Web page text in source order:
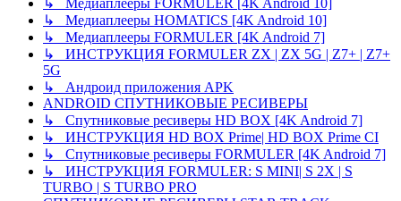
↳ Медиаплееры FORMULER [4K Android 10]
↳ Медиаплееры HOMATICS [4K Android 10]
↳ Медиаплееры FORMULER [4K Android 7]
↳ ИНСТРУКЦИЯ FORMULER ZX | ZX 5G | Z7+ | Z7+
5G
↳ Андроид приложения APK
ANDROID СПУТНИКОВЫЕ РЕСИВЕРЫ
↳ Спутниковые ресиверы HD BOX [4K Android 7]
↳ ИНСТРУКЦИЯ HD BOX Prime| HD BOX Prime CI
↳ Спутниковые ресиверы FORMULER [4K Android 7]
↳ ИНСТРУКЦИЯ FORMULER: S MINI| S 2X | S
TURBO | S TURBO PRO